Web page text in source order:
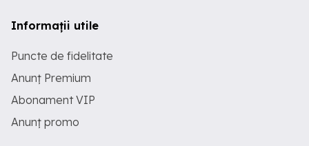
Informații utile
Puncte de fidelitate
Anunț Premium
Abonament VIP
Anunț promo